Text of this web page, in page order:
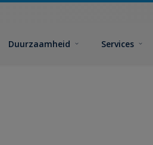
Duurzaamheid Services